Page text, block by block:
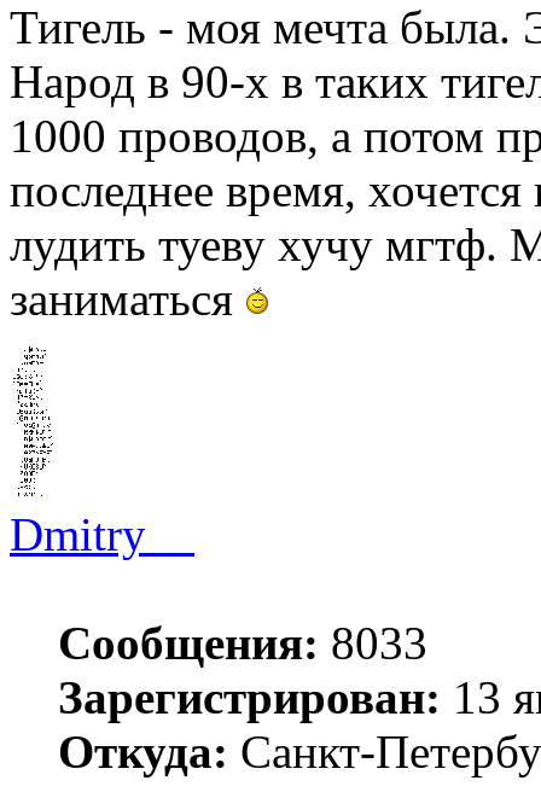
Тигель - моя мечта была.
Народ в 90-х в таких
1000 проводов, а потом
последнее время,
лудить туеву хучу
заниматься
Dmitry__
Сообщения: 8033
Зарегистрирован: 13
Откуда: Санкт-